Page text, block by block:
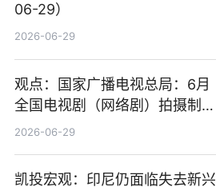
06-29）
2026-06-29
观点：国家广播电视总局：6月
全国电视剧（网络剧）拍摄制作
备案公示剧目197部
2026-06-29
凯投宏观：印尼仍面临失去新兴